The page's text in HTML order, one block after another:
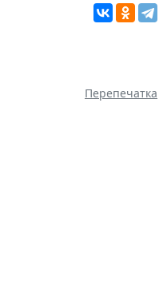
Перепечатка